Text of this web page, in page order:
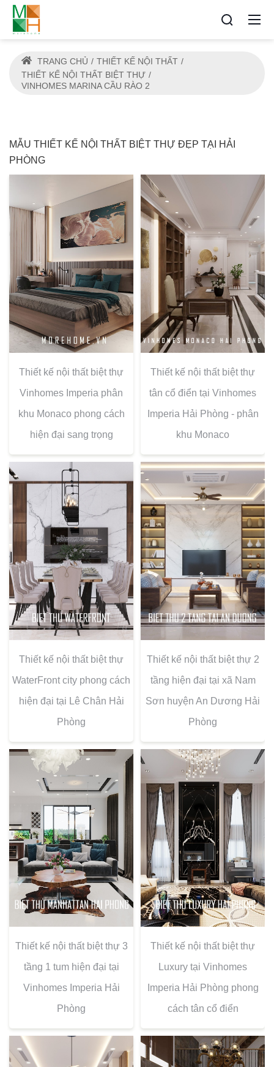
TRANG CHỦ
THIẾT KẾ NỘI THẤT
THIẾT KẾ NỘI THẤT BIỆT THỰ
VINHOMES MARINA CẦU RÀO 2
MẪU THIẾT KẾ NỘI THẤT BIỆT THỰ ĐẸP TẠI HẢI
PHÒNG
Thiết kế nội thất biệt thự
Vinhomes Imperia phân
khu Monaco phong cách
hiện đại sang trọng
Thiết kế nội thất biệt thự
tân cổ điển tại Vinhomes
Imperia Hải Phòng - phân
khu Monaco
Thiết kế nội thất biệt thự
WaterFront city phong cách
hiện đại tại Lê Chân Hải
Phòng
Thiết kế nội thất biệt thự 2
tầng hiện đại tại xã Nam
Sơn huyện An Dương Hải
Phòng
Thiết kế nội thất biệt thự 3
tầng 1 tum hiện đại tại
Vinhomes Imperia Hải
Phòng
Thiết kế nội thất biệt thự
Luxury tại Vinhomes
Imperia Hải Phòng phong
cách tân cổ điển